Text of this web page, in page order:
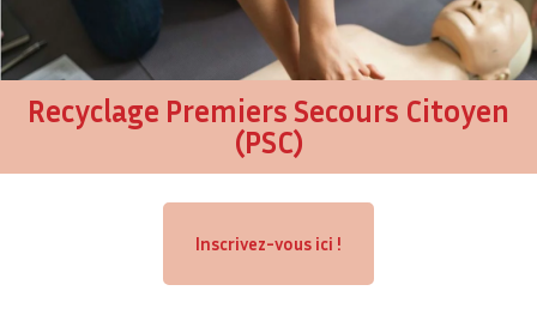
Recyclage Premiers Secours Citoyen
(PSC)
Inscrivez-vous ici !